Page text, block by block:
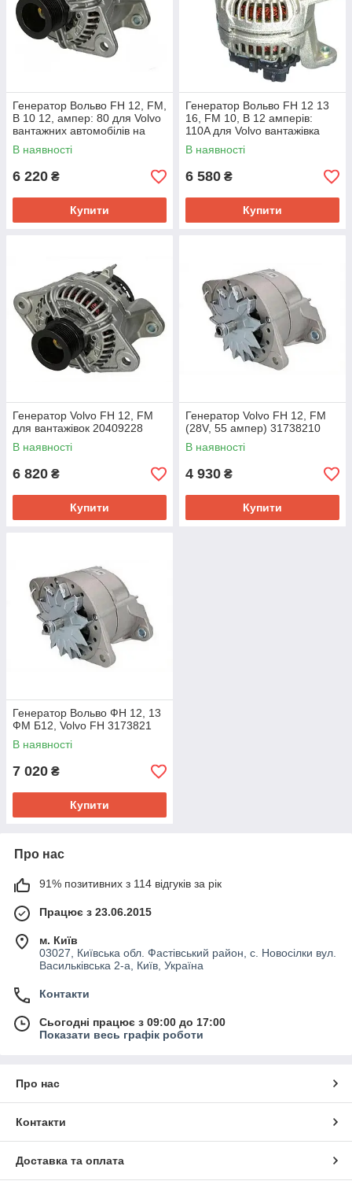
Генератор Вольво FH 12, FM,
B 10 12, ампер: 80 для Volvo
вантажних автомобілів на
тягач 0124555009
В наявності
6 220 ₴
Купити
Генератор Вольво FH 12 13
16, FM 10, B 12 амперів:
110A для Volvo вантажівка
тягач автомобіль 0124655019
В наявності
6 580 ₴
Купити
Генератор Volvo FH 12, FM
для вантажівок 20409228
В наявності
6 820 ₴
Купити
Генератор Volvo FH 12, FM
(28V, 55 ампер) 31738210
В наявності
4 930 ₴
Купити
Генератор Вольво ФН 12, 13
ФМ Б12, Volvo FH 3173821
В наявності
7 020 ₴
Купити
Про нас
91% позитивних з 114 відгуків за рік
Працює з 23.06.2015
м. Київ
03027, Київська обл. Фастівський район, с. Новосілки вул.
Васильківська 2-а, Київ, Україна
Контакти
Сьогодні працює з 09:00 до 17:00
Показати весь графік роботи
Про нас
Контакти
Доставка та оплата